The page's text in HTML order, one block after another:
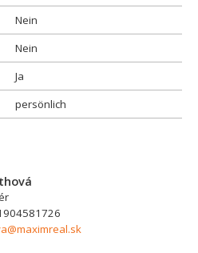
Nein
Nein
Ja
persönlich